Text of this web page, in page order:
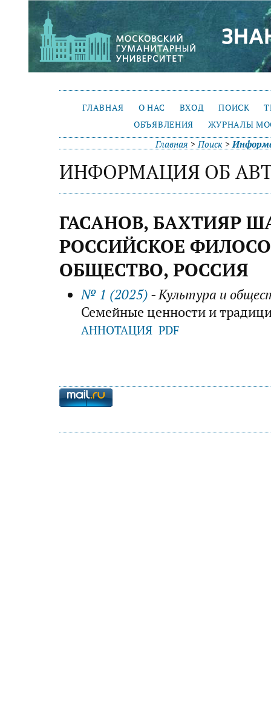
ГЛАВНАЯ О НАС ВХОД ПОИСК
ОБЪЯВЛЕНИЯ
ЖУРНАЛЫ
Главная >Поиск >
ИНФОРМАЦИЯ ОБ
ГАСАНОВ, БАХТИЯР
РОССИЙСКОЕ
ОБЩЕСТВО, РОССИЯ
№ 1 (2025) - Культура и
Семейные ценности и
АННОТАЦИЯ PDF